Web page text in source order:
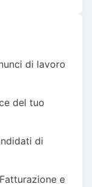
di lavoro
del tuo
di
e